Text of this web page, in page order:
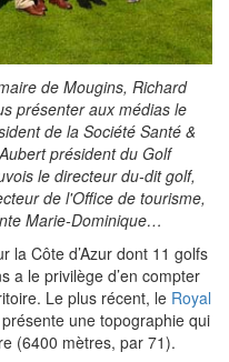
de Mougins, Richard
présenter aux médias le
de la Société Santé &
président du Golf
le directeur du-dit golf,
de l'Office de tourisme,
Marie-Dominique…
la Côte d’Azur dont 11 golfs
a le privilège d’en compter
Le plus récent, le Royal
une topographie qui
(6400 mètres, par 71).